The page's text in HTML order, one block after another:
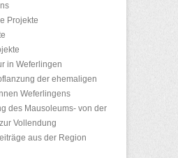
Projekte
in Weferlingen
der ehemaligen
Weferlingens
des Mausoleums- von der
Vollendung
aus der Region